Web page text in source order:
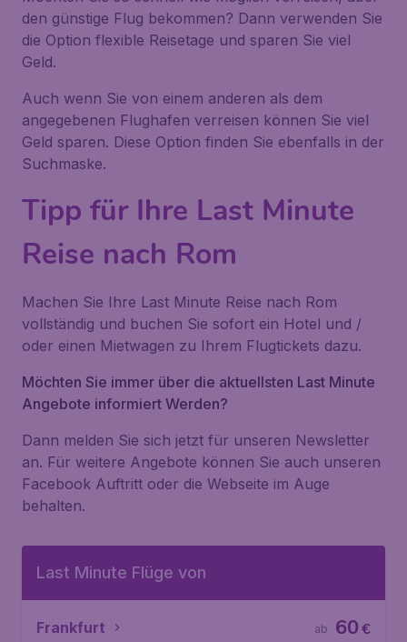
den günstige Flug bekommen? Dann verwenden Sie
die Option flexible Reisetage und sparen Sie viel
Geld.
Auch wenn Sie von einem anderen als dem
angegebenen Flughafen verreisen können Sie viel
Geld sparen. Diese Option finden Sie ebenfalls in der
Suchmaske.
Tipp für Ihre Last Minute
Reise nach Rom
Machen Sie Ihre Last Minute Reise nach Rom
vollständig und buchen Sie sofort ein Hotel und /
oder einen Mietwagen zu Ihrem Flugtickets dazu.
Möchten Sie immer über die aktuellsten Last Minute
Angebote informiert Werden?
Dann melden Sie sich jetzt für unseren Newsletter
an. Für weitere Angebote können Sie auch unseren
Facebook Auftritt oder die Webseite im Auge
behalten.
Last Minute Flüge von
Frankfurt €
60
ab